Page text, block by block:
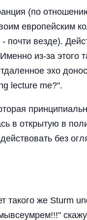
(по
европейским
везде).
из-за этого
эхо
lecture me?".
в открытую в
без
такого же Sturm